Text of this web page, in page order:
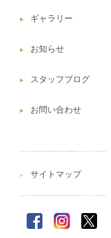
▶︎ ギャラリー
▶︎ お知らせ
▶︎ スタッフブログ
▶︎ お問い合わせ
造園ガーデニング
植木処分
▶︎ サイトマップ